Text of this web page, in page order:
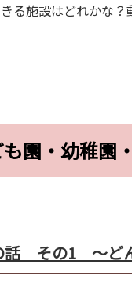
る施設はどれかな？
・幼稚園
話 その1 ～ど